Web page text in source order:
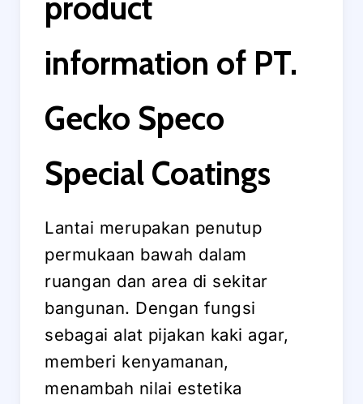
product
information of PT.
Gecko Speco
Special Coatings
Lantai merupakan penutup
permukaan bawah dalam
ruangan dan area di sekitar
bangunan. Dengan fungsi
sebagai alat pijakan kaki agar,
memberi kenyamanan,
menambah nilai estetika